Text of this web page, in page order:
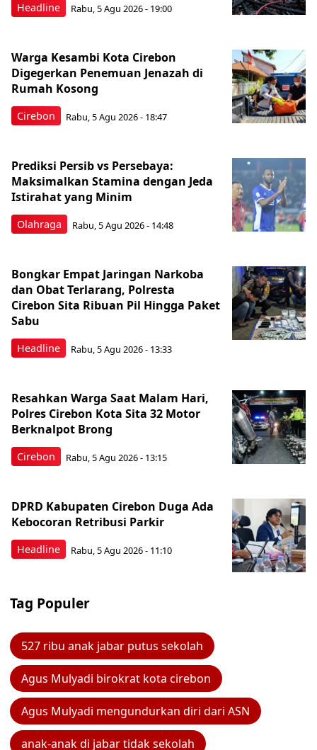
Headline Rabu, 5 Agu 2026 - 19:00
Cirebon
Warga Kesambi Kota Cirebon
Digegerkan Penemuan Jenazah di
Rumah Kosong
Rabu, 5 Agu 2026 - 18:47
Olahraga
Prediksi Persib vs Persebaya:
Maksimalkan Stamina dengan Jeda
Istirahat yang Minim
Rabu, 5 Agu 2026 - 14:48
Headline
Bongkar Empat Jaringan Narkoba
dan Obat Terlarang, Polresta
Cirebon Sita Ribuan Pil Hingga Paket
Sabu
Rabu, 5 Agu 2026 - 13:33
Cirebon
Resahkan Warga Saat Malam Hari,
Polres Cirebon Kota Sita 32 Motor
Berknalpot Brong
Rabu, 5 Agu 2026 - 13:15
Headline
DPRD Kabupaten Cirebon Duga Ada
Kebocoran Retribusi Parkir
Rabu, 5 Agu 2026 - 11:10
Tag Populer
527 ribu anak jabar putus sekolah
Agus Mulyadi birokrat kota cirebon
Agus Mulyadi mengundurkan diri dari ASN
anak-anak di jabar tidak sekolah